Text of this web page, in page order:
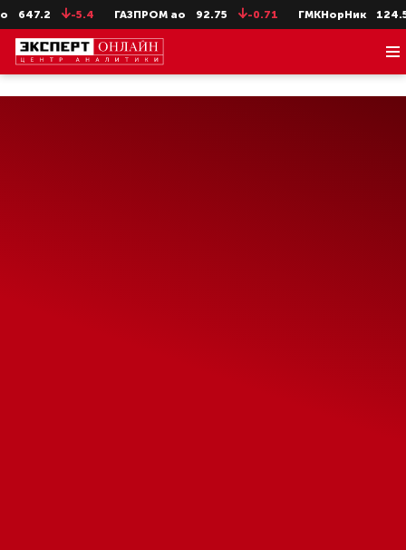
-5.4 ГАЗПРОМ ао 92.75 -0.71 ГМКНорНик 124.52 -